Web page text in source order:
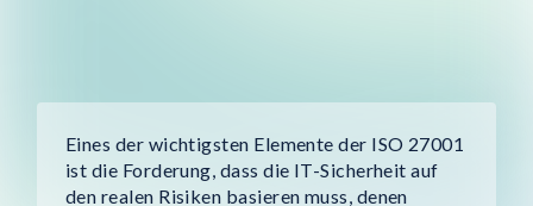
Eines der wichtigsten Elemente der ISO 27001
ist die Forderung, dass die IT-Sicherheit auf
den realen Risiken basieren muss, denen